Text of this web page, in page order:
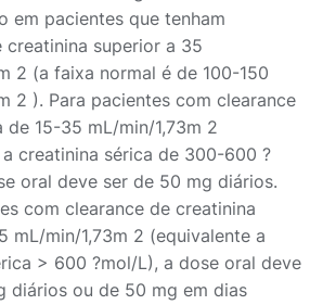
em pacientes que tenham
creatinina superior a 35
2 (a faixa normal é de 100-150
2 ). Para pacientes com clearance
de 15-35 mL/min/1,73m 2
creatinina sérica de 300-600 ?
oral deve ser de 50 mg diários.
com clearance de creatinina
mL/min/1,73m 2 (equivalente a
> 600 ?mol/L), a dose oral deve
diários ou de 50 mg em dias